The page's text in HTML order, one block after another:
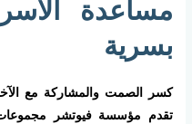
مساعدة
بسرية
كسر الصمت والمشاركة مع
تقدم مؤسسة فيوتشر مجموعات